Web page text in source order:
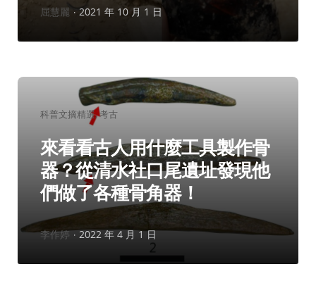
作
屈慧麗 2021 年 10 月 1 日
分
類：
科普文摘精選 考古
來看看古人用什麼工具製作骨
器？從清水社口尾遺址發現他
們做了各種骨角器！
作
李作婷 2022 年 4 月 1 日